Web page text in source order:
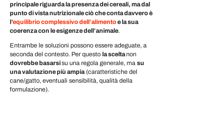
principale riguarda la presenza dei cereali, ma dal
punto di vista nutrizionale ciò che conta davvero è
l’equilibrio complessivo dell’alimentoe la sua
coerenza con le esigenze dell’animale.
Entrambe le soluzioni possono essere adeguate, a
seconda del contesto. Per questo la sceltanon
dovrebbe basarsisu una regola generale, ma su
una valutazione più ampia (caratteristiche del
cane/gatto, eventuali sensibilità, qualità della
formulazione).